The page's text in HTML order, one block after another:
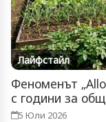
Лайфстайл
Феноменът
с години за
5 Юли 2026